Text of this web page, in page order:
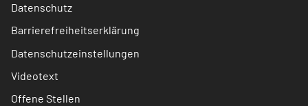
Datenschutz
Barrierefreiheitserklärung
Datenschutzeinstellungen
Videotext
Offene Stellen